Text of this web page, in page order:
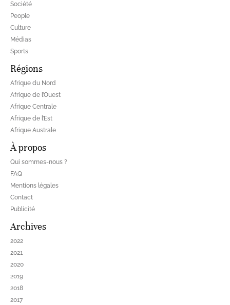
Société
People
Culture
Médias
Sports
Régions
Afrique du Nord
Afrique de l’Ouest
Afrique Centrale
Afrique de l’Est
Afrique Australe
À propos
Qui sommes-nous ?
FAQ
Mentions légales
Contact
Publicité
Archives
2022
2021
2020
2019
2018
2017